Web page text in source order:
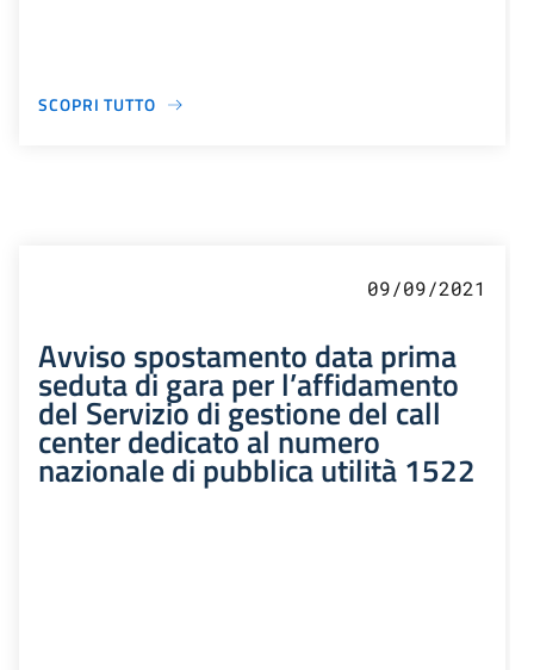
SCOPRI TUTTO
09/09/2021
Avviso spostamento data prima
seduta di gara per l’affidamento
del Servizio di gestione del call
center dedicato al numero
nazionale di pubblica utilità 1522